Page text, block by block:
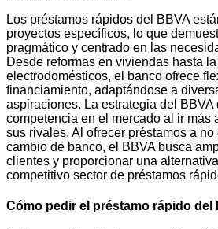
Los préstamos rápidos del BBVA
proyectos específicos, lo que
pragmático y centrado en las
Desde reformas en viviendas hasta
electrodomésticos, el banco ofrece
financiamiento, adaptándose a
aspiraciones. La estrategia del BBVA
competencia en el mercado al ir más
sus rivales. Al ofrecer préstamos a
cambio de banco, el BBVA busca
clientes y proporcionar una
competitivo sector de préstamos
Cómo pedir el préstamo rápido del